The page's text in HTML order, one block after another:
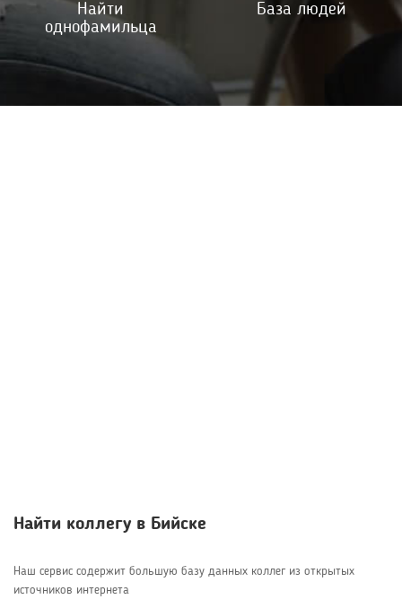
Найти
однофамильца
База людей
Найти коллегу в Бийске
Наш сервис содержит большую базу данных коллег из открытых
источников интернета